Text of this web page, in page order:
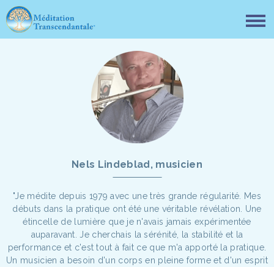
Nels Lindeblad, musicien
"Je médite depuis 1979 avec une très grande régularité. Mes
débuts dans la pratique ont été une véritable révélation. Une
étincelle de lumière que je n'avais jamais expérimentée
auparavant. Je cherchais la sérénité, la stabilité et la
performance et c'est tout à fait ce que m'a apporté la pratique.
Un musicien a besoin d'un corps en pleine forme et d'un esprit